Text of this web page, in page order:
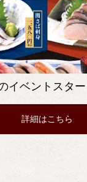
イベントスター
詳細はこちら